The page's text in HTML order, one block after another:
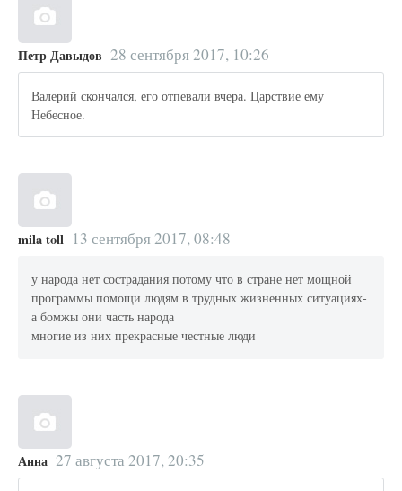
Петр Давыдов 28 сентября 2017, 10:26
Валерий скончался, его отпевали вчера. Царствие ему
Небесное.
mila toll 13 сентября 2017, 08:48
у народа нет сострадания потому что в стране нет мощной
программы помощи людям в трудных жизненных ситуациях-
а бомжы они часть народа
многие из них прекрасные честные люди
Анна 27 августа 2017, 20:35